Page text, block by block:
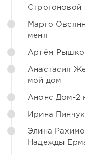
Строгоновой
Марго
меня
Артём
Анастасия
мой дом
Анонс Дом-2
Ирина
Элина
Надежды